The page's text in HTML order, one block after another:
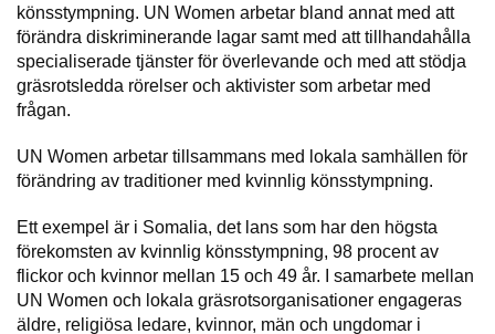
könsstympning. UN Women arbetar bland annat med att
förändra diskriminerande lagar samt med att tillhandahålla
specialiserade tjänster för överlevande och med att stödja
gräsrotsledda rörelser och aktivister som arbetar med
frågan.
UN Women arbetar tillsammans med lokala samhällen för
förändring av traditioner med kvinnlig könsstympning.
Ett exempel är i Somalia, det lans som har den högsta
förekomsten av kvinnlig könsstympning, 98 procent av
flickor och kvinnor mellan 15 och 49 år. I samarbete mellan
UN Women och lokala gräsrotsorganisationer engageras
äldre, religiösa ledare, kvinnor, män och ungdomar i